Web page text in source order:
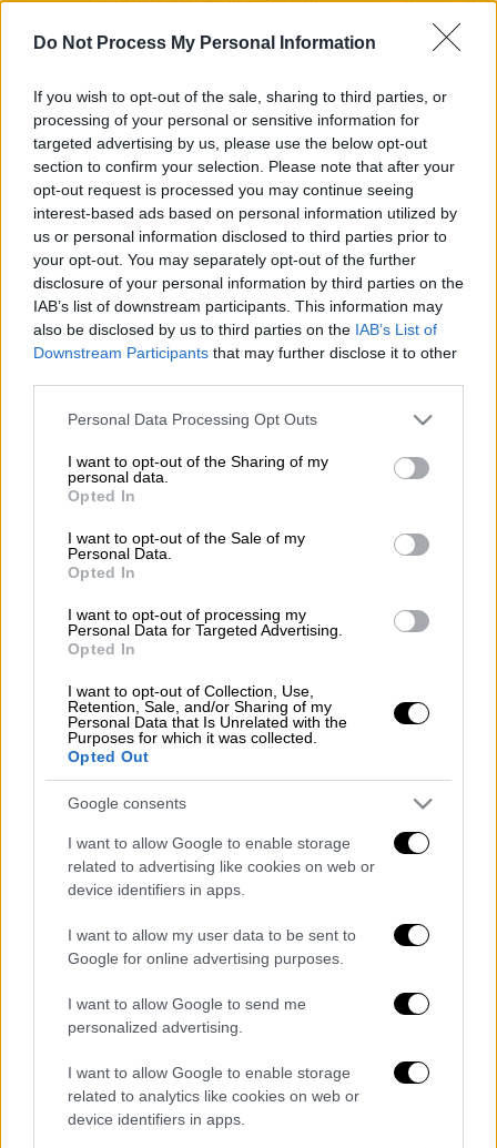
Do Not Process My Personal Information
If you wish to opt-out of the sale, sharing to third parties, or
processing of your personal or sensitive information for
targeted advertising by us, please use the below opt-out
section to confirm your selection. Please note that after your
opt-out request is processed you may continue seeing
interest-based ads based on personal information utilized by
us or personal information disclosed to third parties prior to
your opt-out. You may separately opt-out of the further
disclosure of your personal information by third parties on the
IAB’s list of downstream participants. This information may
also be disclosed by us to third parties on the IAB’s List of
Downstream Participants that may further disclose it to other
Please note that this website/app uses one or more Google
not limited to your visit or usage behaviour. You may click to
grant or deny consent to Google and its third-party tags to
use your data for below specified purposes in below Google
consent section.
Personal Data Processing Opt Outs
I want to opt-out of the Sharing of my
personal data.
Opted In
I want to opt-out of the Sale of my
Personal Data.
Opted In
I want to opt-out of processing my
Personal Data for Targeted Advertising.
Opted In
I want to opt-out of Collection, Use,
Retention, Sale, and/or Sharing of my
Personal Data that Is Unrelated with the
Purposes for which it was collected.
Opted Out
Google consents
I want to allow Google to enable storage
related to advertising like cookies on web or
device identifiers in apps.
I want to allow my user data to be sent to
Google for online advertising purposes.
I want to allow Google to send me
personalized advertising.
I want to allow Google to enable storage
related to analytics like cookies on web or
device identifiers in apps.
Ο Κασιδιάρης στο δικαστήριο (EUROKINISSI)
Προσθέστε το ΕΘΝΟΣ στη Google
Εισαγγελική έφεσηκατά της αθωωτικής
απόφασης στην υπόθεση των Σπαρτιατών
άσκησε η Εισαγγελία Εφετών Αθηνών.
Σύμφωνα με τοσκεπτικότης εισαγγελικής
αποδεικτικό υλικό, στο οποίο υπήρξαν
αναφορές για επισκέψεις βουλευτών του
κόμματος στη φυλακή στον
ΔΙΑΒΑΣΤΕ ΕΠΙΣΗΣ
Ελλάδα|27.05.2025 12:48
Σεισμός 4,8 Ρίχτερ στον Κορινθιακό:
Σε επιφυλακή οι ειδικοί - Τι τους
προβληματίζει
Επιπλέον, σύμφωνα με τοσκεπτικό
του
εισαγγελικού λειτουργού, η πρώτη κατάθεση
Βασίλη Στίγκα στην Εισαγγελέα του
κατηγορητήριο, παρά το γεγονός ότι ο
αρχηγός των Σπαρτιατών ακολούθως
ανασκεύασε.
Στίγκαςφέρεται να ανακάλεσε τα όσα
επιβαρυντικά είχε πειγια τους βουλευτές
του και τον καταδικασμένο Κασιδιάρη,